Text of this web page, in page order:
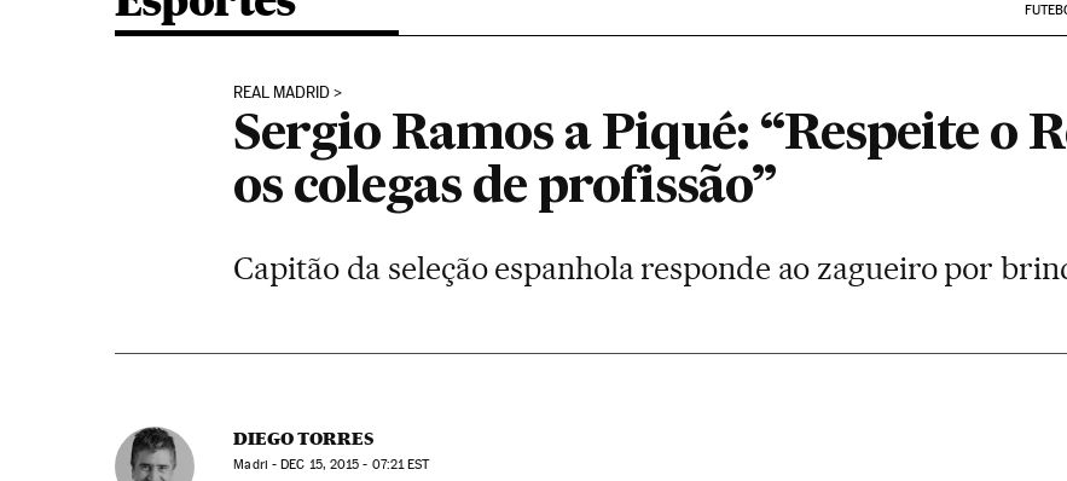
REAL MADRID
Sergio Ramos a Piqué: “Respeite o
os colegas de profissão”
Capitão da seleção espanhola responde ao zagueiro por
DIEGO TORRES
Madri -DEC 15, 2015 - 07:21EST